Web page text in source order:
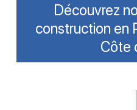
Découvrez
construction en
Côte